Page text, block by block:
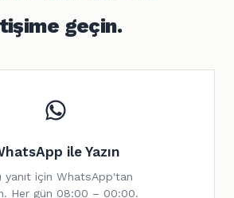
geçin.
ile Yazın
yanıt için WhatsApp'tan
Her gün 08:00 – 00:00.